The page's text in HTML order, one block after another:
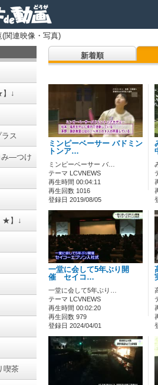
関連映像・写真)
↓
ス
み―つけ
★】↓
喫茶
新着順
ミンピーベーサー バドミン
トンア…
ミンピーベーサー バ…
テーマ LCVNEWS
再生時間 00:04:11
再生回数 1016
登録日 2019/08/05
一堂に会して5年ぶり開
催 セイコ…
一堂に会して5年ぶり…
テーマ LCVNEWS
再生時間 00:02:20
再生回数 979
登録日 2024/04/01